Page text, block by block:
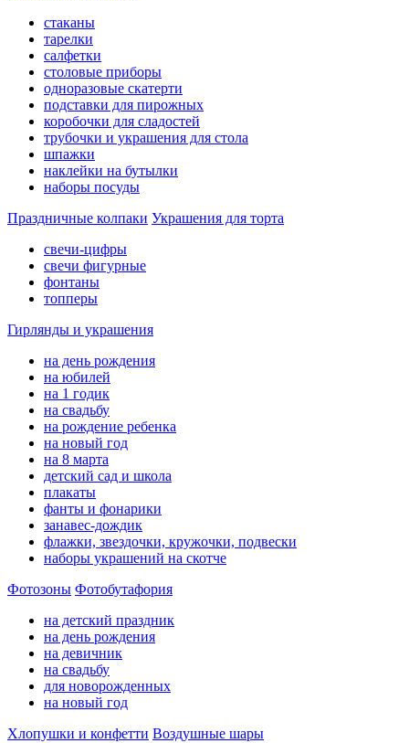
стаканы
тарелки
салфетки
столовые приборы
одноразовые скатерти
подставки для пирожных
коробочки для сладостей
трубочки и украшения для стола
шпажки
наклейки на бутылки
наборы посуды
Праздничные колпаки Украшения для торта
свечи-цифры
свечи фигурные
фонтаны
топперы
Гирлянды и украшения
на день рождения
на юбилей
на 1 годик
на свадьбу
на рождение ребенка
на новый год
на 8 марта
детский сад и школа
плакаты
фанты и фонарики
занавес-дождик
флажки, звездочки, кружочки, подвески
наборы украшений на скотче
Фотозоны Фотобутафория
на детский праздник
на день рождения
на девичник
на свадьбу
для новорожденных
на новый год
Хлопушки и конфетти Воздушные шары